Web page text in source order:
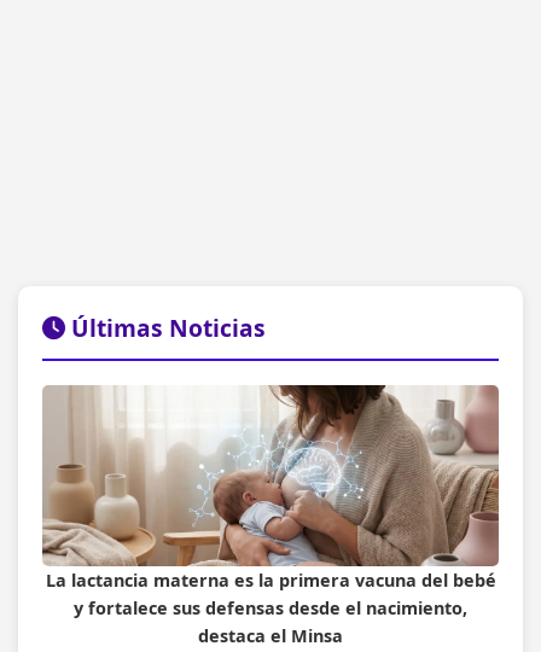
Últimas Noticias
La lactancia materna es la primera vacuna del bebé
y fortalece sus defensas desde el nacimiento,
destaca el Minsa